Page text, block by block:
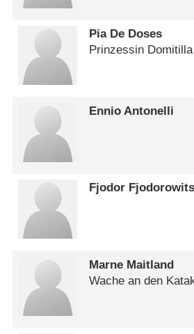
Pia De Doses
Prinzessin Domitilla
Ennio Antonelli
Fjodor
Marne Maitland
Wache an den